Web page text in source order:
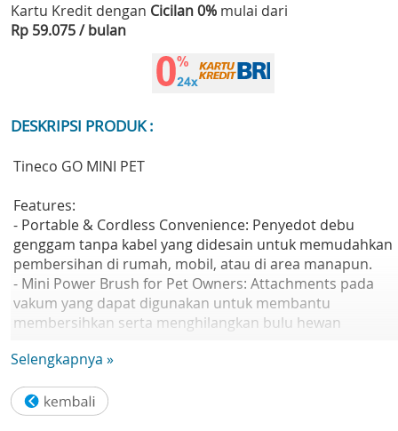
Kartu Kredit dengan Cicilan 0% mulai dari
Rp 59.075 / bulan
DESKRIPSI PRODUK :
Tineco GO MINI PET
Features:
- Portable & Cordless Convenience: Penyedot debu
genggam tanpa kabel yang didesain untuk memudahkan
pembersihan di rumah, mobil, atau di area manapun.
- Mini Power Brush for Pet Owners: Attachments pada
vakum yang dapat digunakan untuk membantu
membersihkan serta menghilangkan bulu hewan
dan seluruh area di rumah anda agar tetap bersih dan
- Perfect for Spot Cleanin: Efektif membersihkan kotoran
atau noda kecil, baik pada interior mobil maupun area-
Selengkapnya »